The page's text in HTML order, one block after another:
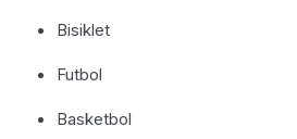
Bisiklet
Futbol
Basketbol